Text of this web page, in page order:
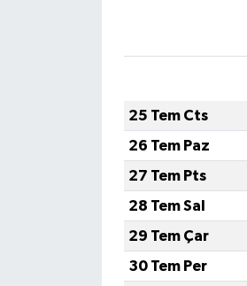
25 Tem Cts
26 Tem Paz
27 Tem Pts
28 Tem Sal
29 Tem Çar
30 Tem Per